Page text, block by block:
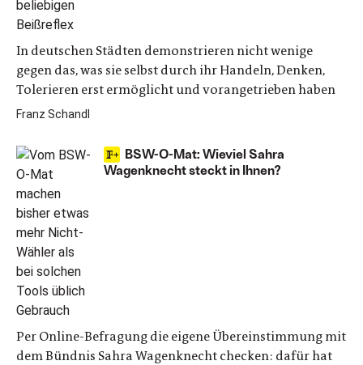
In deutschen Städten demonstrieren nicht wenige
gegen das, was sie selbst durch ihr Handeln, Denken,
Tolerieren erst ermöglicht und vorangetrieben haben
Franz Schandl
BSW-O-Mat: Wieviel Sahra
Wagenknecht steckt in Ihnen?
Per Online-Befragung die eigene Übereinstimmung mit
dem Bündnis Sahra Wagenknecht checken: dafür hat